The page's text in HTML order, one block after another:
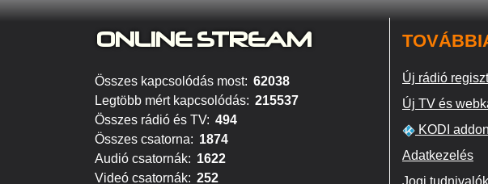
ONLINE STREAM
Összes kapcsolódás most: 62038
Legtöbb mért kapcsolódás: 215537
Összes rádió és TV: 494
Összes csatorna: 1874
Audió csatornák: 1622
Videó csatornák: 252
Új rádió
Új TV és
KODI addon
Adatkezelés
Jogi tudnivalók